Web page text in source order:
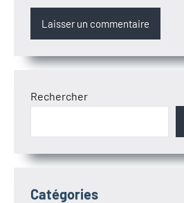
Rechercher
Catégories